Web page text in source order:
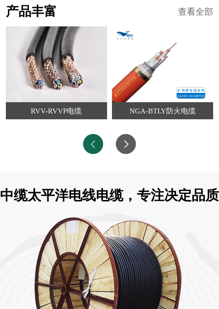
查看全部
产品丰富
RVV-RVVP电缆 NGA-BTLY防火电缆
中缆太平洋电线电缆，专注决定品质